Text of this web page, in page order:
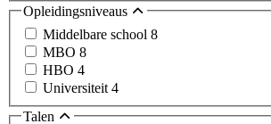
Opleidingsniveaus
Middelbare school 8
MBO 8
HBO 4
Universiteit 4
Talen